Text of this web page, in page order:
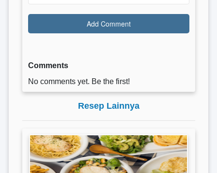
Comments
No comments yet. Be the first!
Resep Lainnya